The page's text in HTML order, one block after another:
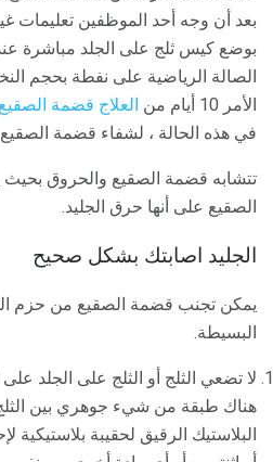
بعد أن وجه أحد الموظفين
بوضع كيس ثلج على الجلد مباشرة
الصالة الرياضية على نفطة بحجم
الأمر 10 أيام من
العلاج قضمة الصقيع
في هذه الحالة ، لشفاء قضمة الصقيع
تتشابه قضمة الصقيع والحروق
الصقيع على أنها حرق الجليد.
الجليد اصابتك بشكل صحيح
يمكن تجنب قضمة الصقيع من حزم
البسيطة.
لا تضعي الثلج أو الثلج على الجلد
هناك طبقة من شيء جوهري بين
البلاستيك الرقيق لحقيبة